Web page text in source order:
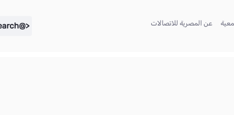
(current) عن المصرية للاتصالات <@liferay.language key="search" />